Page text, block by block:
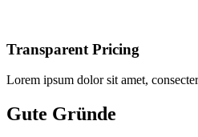
Transparent Pricing
Lorem ipsum dolor sit amet,
Gute Gründe